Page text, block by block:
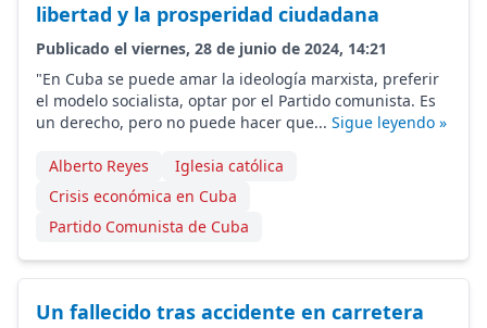
libertad y la prosperidad ciudadana
Publicado el viernes, 28 de junio de 2024, 14:21
"En Cuba se puede amar la ideología marxista, preferir
el modelo socialista, optar por el Partido comunista. Es
un derecho, pero no puede hacer que... Sigue leyendo »
Alberto Reyes
Iglesia católica
Crisis económica en Cuba
Partido Comunista de Cuba
Un fallecido tras accidente en carretera